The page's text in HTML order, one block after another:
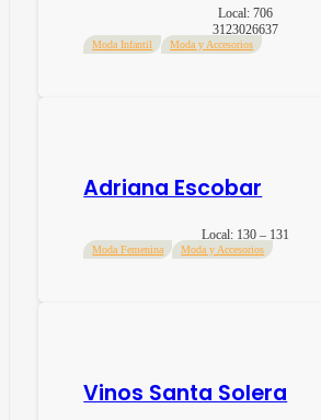
Local: 706
3123026637
Moda Infantil Moda y Accesorios
Adriana Escobar
Local: 130 – 131
Moda Femenina Moda y Accesorios
Vinos Santa Solera